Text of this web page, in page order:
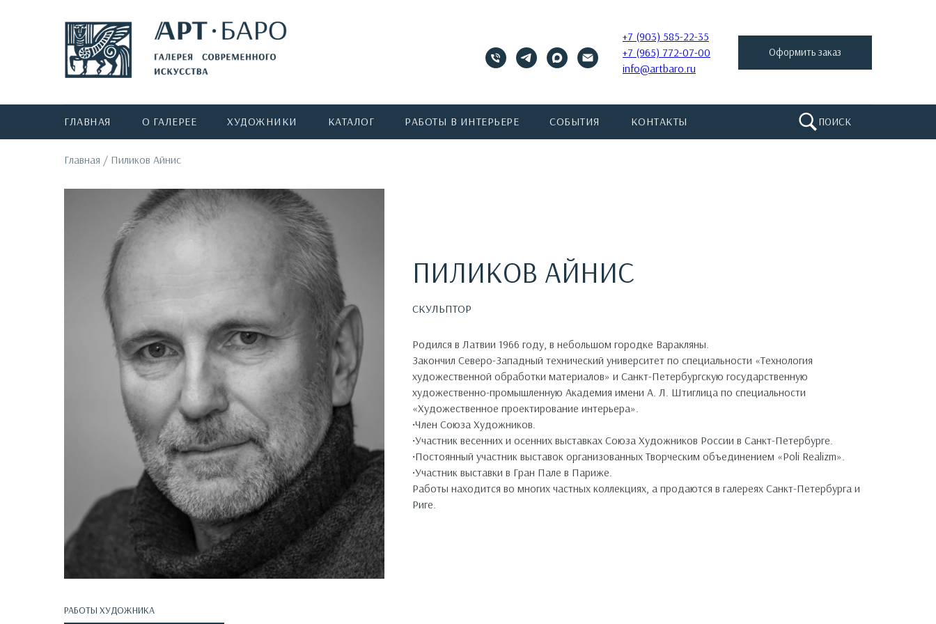
+7 (903) 585-22-35
+7 (965) 772-07-00
info@artbaro.ru
Оформить заказ
ПОИСК
ГЛАВНАЯ О ГАЛЕРЕЕ ХУДОЖНИКИ КАТАЛОГ РАБОТЫ В ИНТЕРЬЕРЕ СОБЫТИЯ КОНТАКТЫ
Главная / Пиликов Айнис
ПИЛИКОВ АЙНИС
СКУЛЬПТОР
Родился в Латвии 1966 году, в небольшом городке Варакляны.
Закончил Северо-Западный технический университет по специальности «Технология
художественной обработки материалов» и Санкт-Петербургскую государственную
художественно-промышленную Академия имени А. Л. Штиглица по специальности
«Художественное проектирование интерьера».
•Член Союза Художников.
•Участник весенних и осенних выставках Союза Художников России в Санкт-Петербурге.
•Постоянный участник выставок организованных Творческим объединением «Poli Realizm».
•Участник выставки в Гран Пале в Париже.
Работы находится во многих частных коллекциях, а продаются в галереях Санкт-Петербурга и
Риге.
РАБОТЫ ХУДОЖНИКА